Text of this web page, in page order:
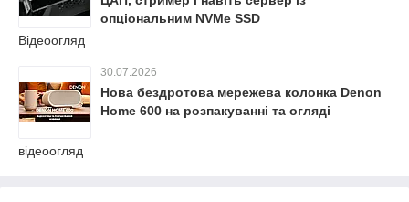
опціональним NVMe SSD
Відеоогляд
30.07.2026
Нова бездротова мережева колонка Denon
Home 600 на розпакуванні та огляді
відеоогляд